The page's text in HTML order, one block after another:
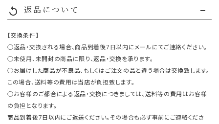
replay 返品について
【交換条件】
○返品・交換される場合、商品到着後7日以内にメールにてご連絡ください。
○未使用、未開封の商品に限り、返品・交換を承ります。
○お届けした商品が不良品、もしくはご注文の品と違う場合は交換致します。
この場合、送料等の費用は当店が負担致します。
○お客様のご都合による返品・交換につきましては、送料等の費用はお客様
の負担となります。
商品到着後7日以内にご返送ください。その場合も必ず事前にご連絡くださ